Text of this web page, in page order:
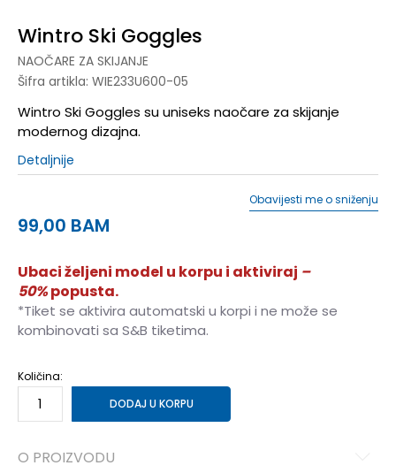
Wintro Ski Goggles
NAOČARE ZA SKIJANJE
Šifra artikla: WIE233U600-05
Wintro Ski Goggles su uniseks naočare za skijanje
modernog dizajna.
Detaljnije
99,00 BAM
Obavijesti me o sniženju
Ubaci željeni model u korpu i aktiviraj –
50%popusta.
*Tiket se aktivira automatski u korpi i ne može se
kombinovati sa S&B tiketima.
Količina:
DODAJ U KORPU
O PROIZVODU